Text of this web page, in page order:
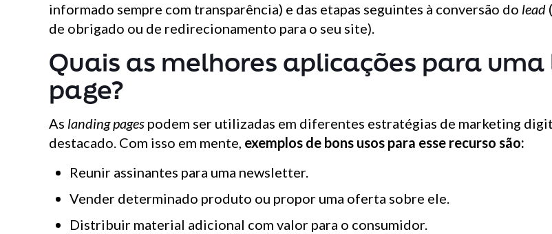
informado sempre com transparência) e das etapas seguintes à conversão do lead
de obrigado ou de redirecionamento para o seu site).
Quais as melhores aplicações para
page?
As landing pages podem ser utilizadas em diferentes estratégias de marketing
destacado. Com isso em mente, exemplos de bons usos para esse recurso são:
Reunir assinantes para uma newsletter.
Vender determinado produto ou propor uma oferta sobre ele.
Distribuir material adicional com valor para o consumidor.